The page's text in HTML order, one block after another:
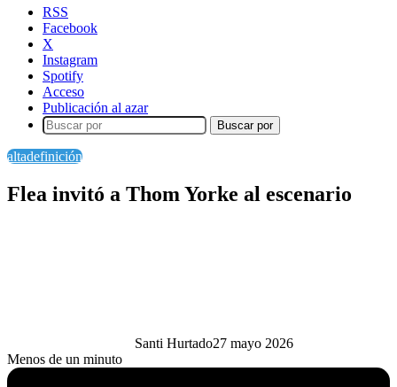
RSS
Facebook
X
Instagram
Spotify
Acceso
Publicación al azar
Buscar por
altadefinición
Flea invitó a Thom Yorke al escenario
Santi Hurtado27 mayo 2026
Menos de un minuto